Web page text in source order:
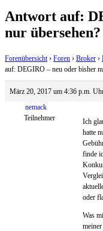
Antwort auf:
nur übersehen?
Forenübersicht › Foren › Broker ›
auf: DEGIRO – neu oder bisher
März 20, 2017 um 4:36 p.m.
nemack
Teilnehmer
Ich
hatte
finde
oder
Was